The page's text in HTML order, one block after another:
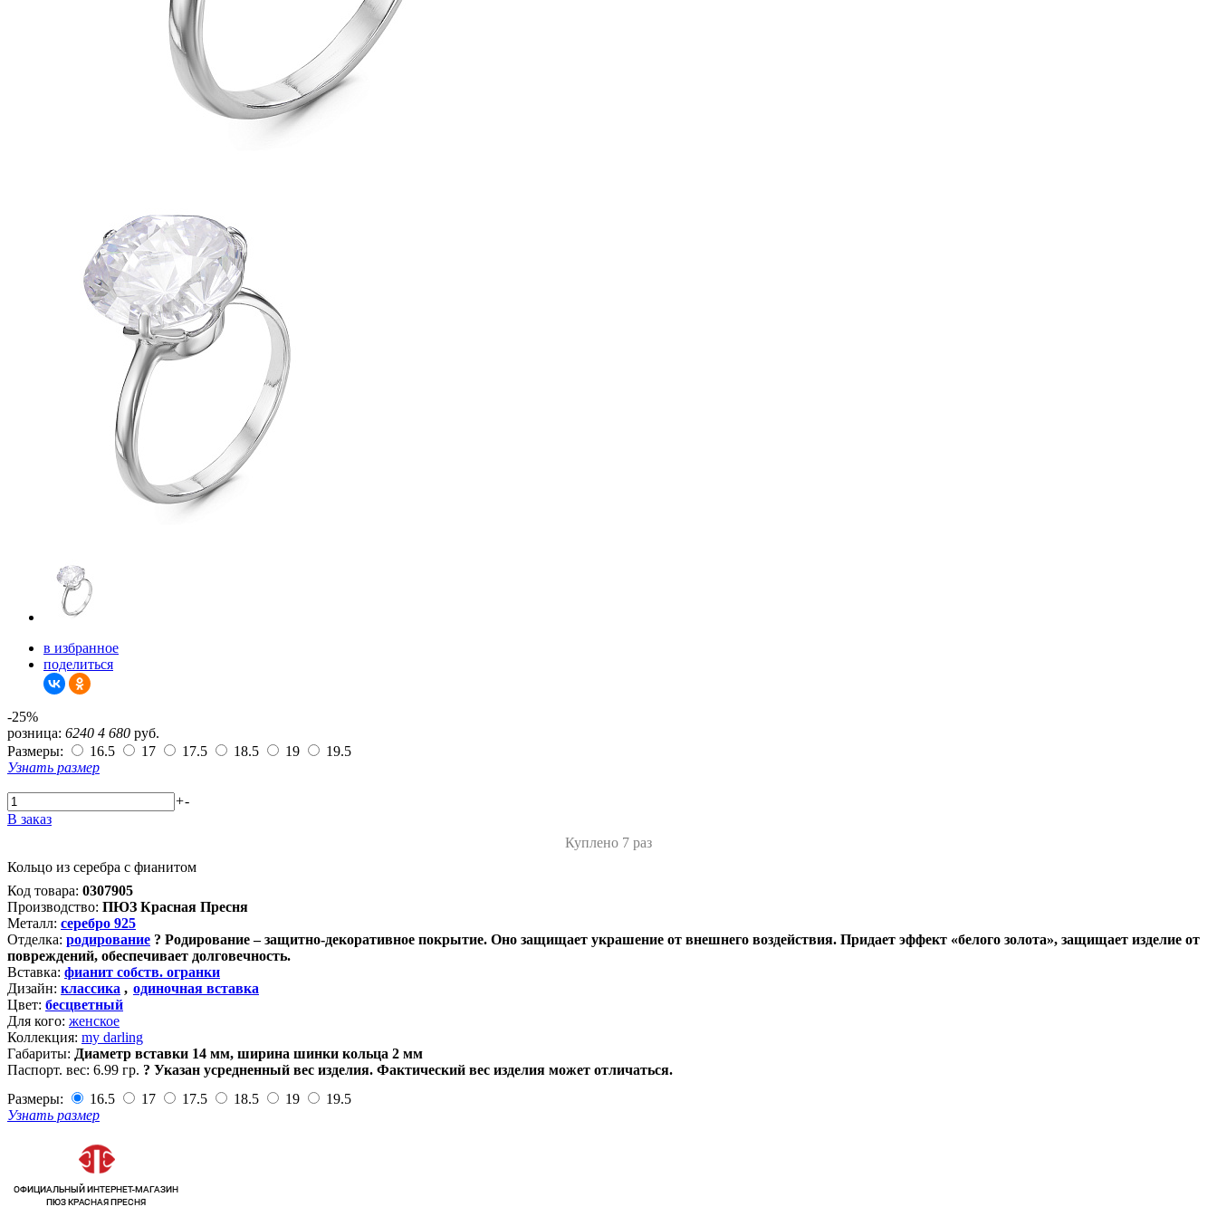
в избранное
поделиться
-25%
розница: 6240 4 680 руб.
Размеры:
16.5 17 17.5 18.5 19
19.5
Узнать размер
+-
В заказ
Куплено 7 раз
Кольцо из серебра с фианитом
Код товара: 0307905
Производство: ПЮЗ Красная Пресня
Металл: серебро 925
Отделка: родирование ? Родирование – защитно-декоративное покрытие. Оно защищает украшение от внешнего воздействия. Придает эффект «белого золота», защищает изделие от
повреждений, обеспечивает долговечность.
Вставка: фианит собств. огранки
Дизайн: классика , одиночная вставка
Цвет: бесцветный
Для кого: женское
Коллекция: my darling
Габариты: Диаметр вставки 14 мм, ширина шинки кольца 2 мм
Паспорт. вес: 6.99 гр. ? Указан усредненный вес изделия. Фактический вес изделия может отличаться.
Размеры:
16.5 17 17.5 18.5 19
19.5
Узнать размер